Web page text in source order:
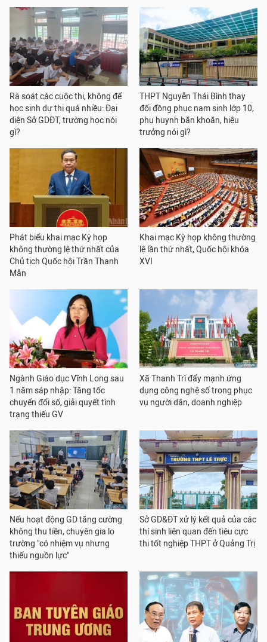
Rà soát các cuộc thi, không để
học sinh dự thi quá nhiều: Đại
diện Sở GDĐT, trường học nói
gì?
THPT Nguyễn Thái Bình thay
đổi đồng phục nam sinh lớp 10,
phụ huynh băn khoăn, hiệu
trưởng nói gì?
Phát biểu khai mạc Kỳ họp
không thường lệ thứ nhất của
Chủ tịch Quốc hội Trần Thanh
Mẫn
Khai mạc Kỳ họp không thường
lệ lần thứ nhất, Quốc hội khóa
XVI
Ngành Giáo dục Vĩnh Long sau
1 năm sáp nhập: Tăng tốc
chuyển đổi số, giải quyết tình
trạng thiếu GV
Xã Thanh Trì đẩy mạnh ứng
dụng công nghệ số trong phục
vụ người dân, doanh nghiệp
Nếu hoạt động GD tăng cường
không thu tiền, chuyên gia lo
trường "có nhiệm vụ nhưng
thiếu nguồn lực"
Sở GD&ĐT xử lý kết quả của các
thí sinh liên quan đến tiêu cực
thi tốt nghiệp THPT ở Quảng Trị